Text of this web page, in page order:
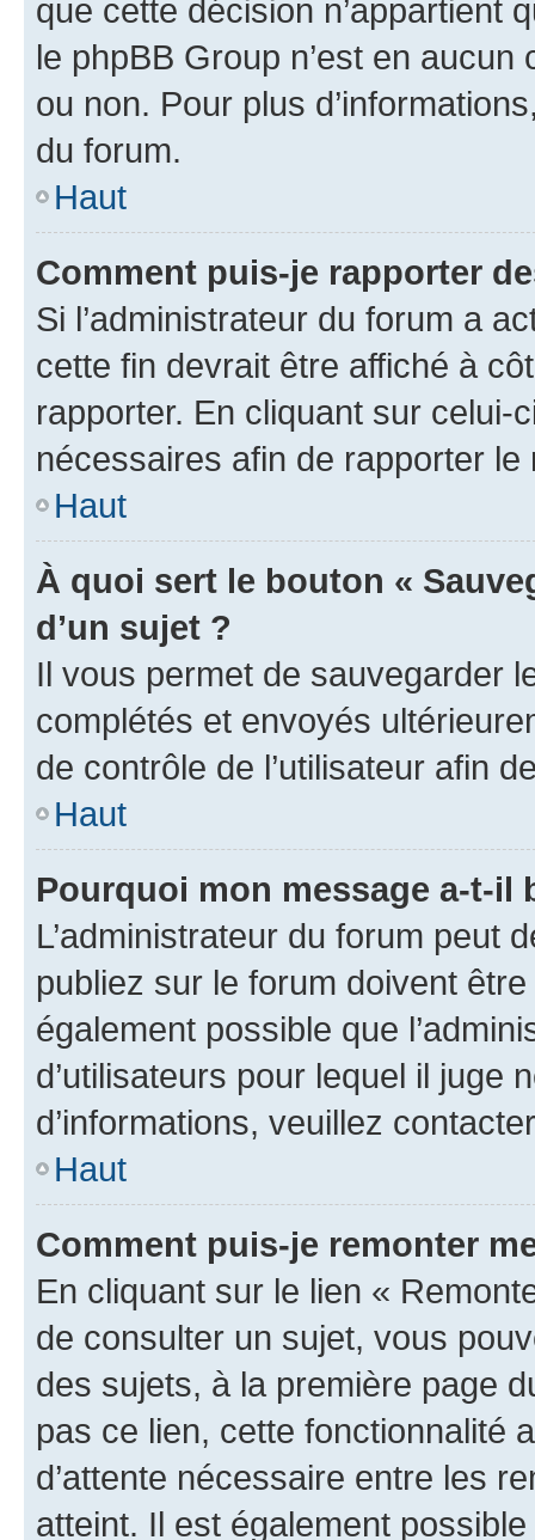
que cette décision n’appartient
le phpBB Group n’est en
ou non. Pour plus
du forum.
Haut
Comment puis-je rapporter
Si l’administrateur du forum a
cette fin devrait être affiché à
rapporter. En cliquant sur
nécessaires afin de rapporter le
Haut
À quoi sert le bouton «
d’un sujet ?
Il vous permet de sauvegarder
complétés et envoyés
de contrôle de l’utilisateur afin
Haut
Pourquoi mon message a-t-il
L’administrateur du forum peut
publiez sur le forum doivent
également possible que
d’utilisateurs pour lequel il juge
d’informations, veuillez
Haut
Comment puis-je remonter
En cliquant sur le lien «
de consulter un sujet, vous
des sujets, à la première page
pas ce lien, cette fonctionnalité
d’attente nécessaire entre les
atteint. Il est également